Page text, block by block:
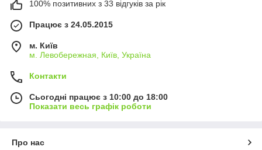
100% позитивних з 33 відгуків за рік
Працює з 24.05.2015
м. Київ
м. Левобережная, Київ, Україна
Контакти
Сьогодні працює з 10:00 до 18:00
Показати весь графік роботи
Про нас